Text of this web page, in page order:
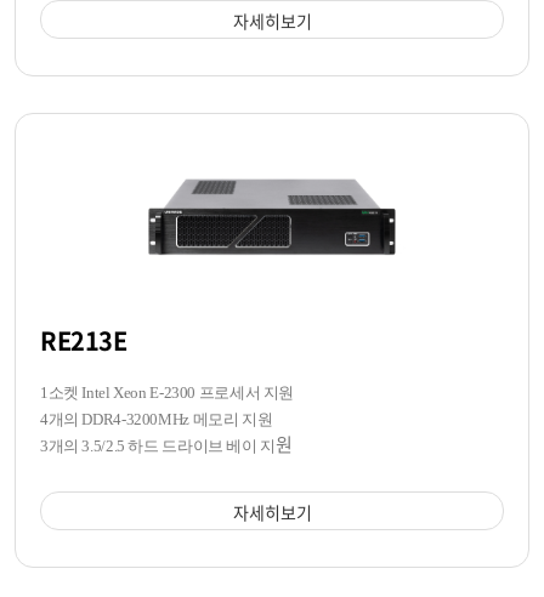
자세히보기
RE213E
1소켓 Intel Xeon E-2300 프로세서 지원
4개의 DDR4-3200MHz 메모리 지원
3개의 3.5/2.5 하드 드라이브 베이 지원
자세히보기